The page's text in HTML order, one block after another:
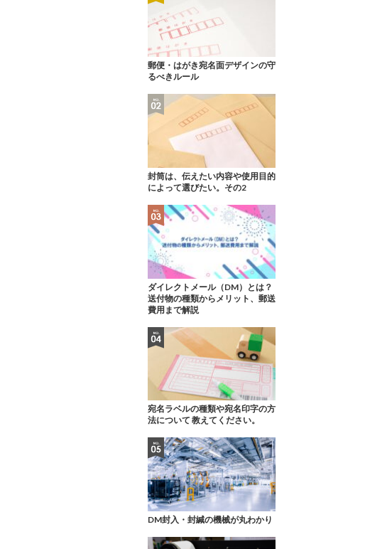
郵便・はがき宛名面デザインの守
るべきルール
封筒は、伝えたい内容や使用目的
によって選びたい。その2
ダイレクトメール（DM）とは？
送付物の種類からメリット、郵送
費用まで解説
宛名ラベルの種類や宛名印字の方
法について 教えてください。
DM封入・封緘の機械が丸わかり